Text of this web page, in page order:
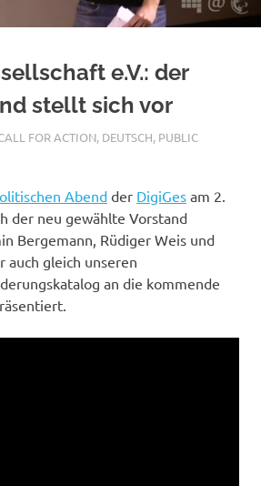
e.V.: der
stellt sich vor
FOR ACTION, DEUTSCH, PUBLIC
Abendder DigiGes am 2.
der neu gewählte Vorstand
Bergemann, Rüdiger Weis und
auch gleich unseren
an die kommende